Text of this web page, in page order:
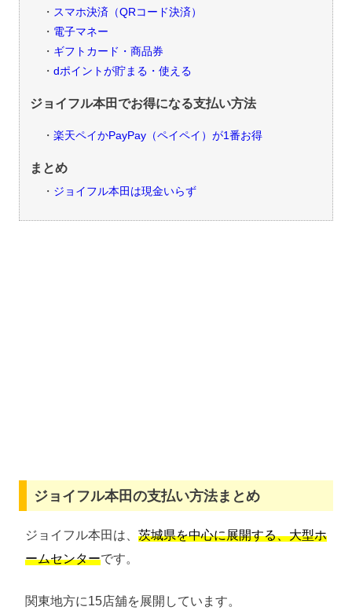
スマホ決済（QRコード決済）
電子マネー
ギフトカード・商品券
dポイントが貯まる・使える
ジョイフル本田でお得になる支払い方法
楽天ペイかPayPay（ペイペイ）が1番お得
まとめ
ジョイフル本田は現金いらず
ジョイフル本田の支払い方法まとめ
ジョイフル本田は、 茨城県を中心に展開する、大型ホ
ームセンターです。
関東地方に15店舖を展開しています。